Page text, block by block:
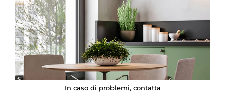
In caso di problemi, contatta